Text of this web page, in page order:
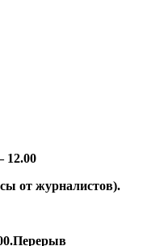
12.00
от журналистов).